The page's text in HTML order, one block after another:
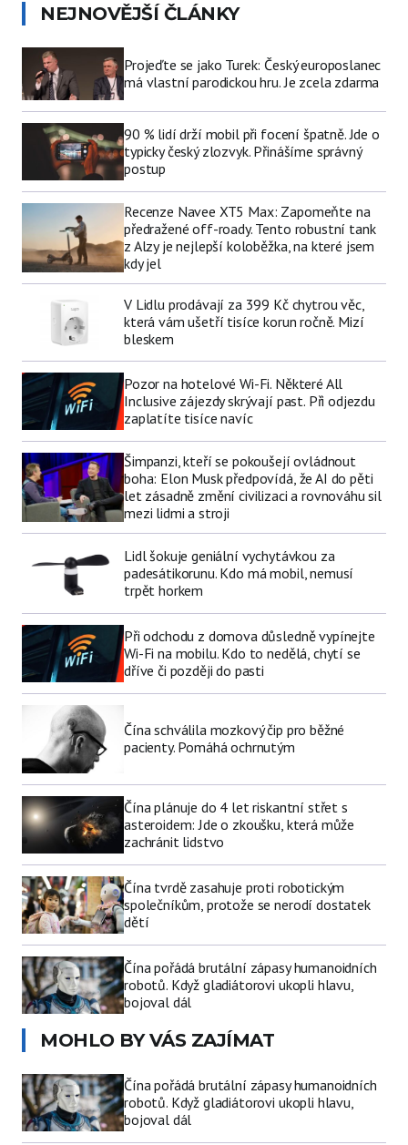
NEJNOVĚJŠÍ ČLÁNKY
Projeďte se jako Turek: Český europoslanec
má vlastní parodickou hru. Je zcela zdarma
90 % lidí drží mobil při focení špatně. Jde o
typicky český zlozvyk. Přinášíme správný
postup
Recenze Navee XT5 Max: Zapomeňte na
předražené off-roady. Tento robustní tank
z Alzy je nejlepší koloběžka, na které jsem
kdy jel
V Lidlu prodávají za 399 Kč chytrou věc,
která vám ušetří tisíce korun ročně. Mizí
bleskem
Pozor na hotelové Wi-Fi. Některé All
Inclusive zájezdy skrývají past. Při odjezdu
zaplatíte tisíce navíc
Šimpanzi, kteří se pokoušejí ovládnout
boha: Elon Musk předpovídá, že AI do pěti
let zásadně změní civilizaci a rovnováhu sil
mezi lidmi a stroji
Lidl šokuje geniální vychytávkou za
padesátikorunu. Kdo má mobil, nemusí
trpět horkem
Při odchodu z domova důsledně vypínejte
Wi-Fi na mobilu. Kdo to nedělá, chytí se
dříve či později do pasti
Čína schválila mozkový čip pro běžné
pacienty. Pomáhá ochrnutým
Čína plánuje do 4 let riskantní střet s
asteroidem: Jde o zkoušku, která může
zachránit lidstvo
Čína tvrdě zasahuje proti robotickým
společníkům, protože se nerodí dostatek
dětí
Čína pořádá brutální zápasy humanoidních
robotů. Když gladiátorovi ukopli hlavu,
bojoval dál
MOHLO BY VÁS ZAJÍMAT
Čína pořádá brutální zápasy humanoidních
robotů. Když gladiátorovi ukopli hlavu,
bojoval dál